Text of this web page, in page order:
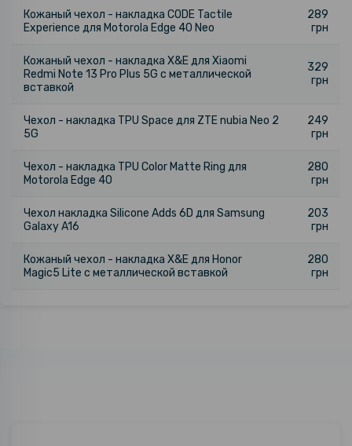
Кожаный чехол - накладка CODE Tactile
Experience для Motorola Edge 40 Neo
289
грн
Кожаный чехол - накладка X&E для Xiaomi
Redmi Note 13 Pro Plus 5G с металлической
вставкой
329
грн
Чехол - накладка TPU Space для ZTE nubia Neo 2
5G
249
грн
Чехол - накладка TPU Color Matte Ring для
Motorola Edge 40
280
грн
Чехол накладка Silicone Adds 6D для Samsung
Galaxy A16
203
грн
Кожаный чехол - накладка X&E для Honor
Magic5 Lite с металлической вставкой
280
грн